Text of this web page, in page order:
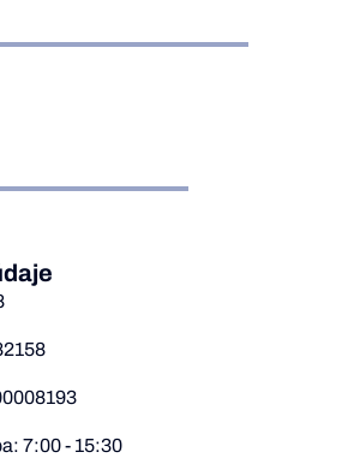
7:00 - 15:30